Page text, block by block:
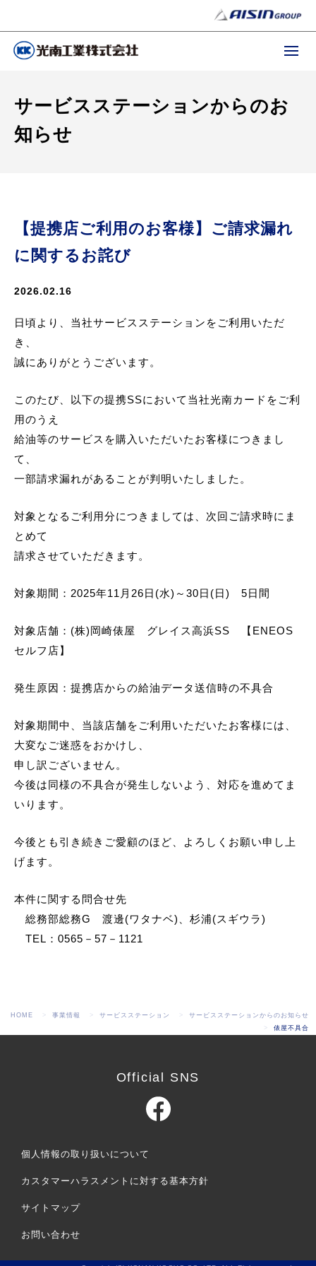
サービスステーションからのお
知らせ
【提携店ご利用のお客様】ご請求漏れ
に関するお詫び
2026.02.16
日頃より、当社サービスステーションをご利用いただ
き、
誠にありがとうございます。
このたび、以下の提携SSにおいて当社光南カードをご利
用のうえ
給油等のサービスを購入いただいたお客様につきまし
て、
一部請求漏れがあることが判明いたしました。
対象となるご利用分につきましては、次回ご請求時にま
とめて
請求させていただきます。
対象期間：2025年11月26日(水)～30日(日) 5日間
対象店舗：(株)岡崎俵屋 グレイス高浜SS 【ENEOS
セルフ店】
発生原因：提携店からの給油データ送信時の不具合
対象期間中、当該店舗をご利用いただいたお客様には、
大変なご迷惑をおかけし、
申し訳ございません。
今後は同様の不具合が発生しないよう、対応を進めてま
いります。
今後とも引き続きご愛顧のほど、よろしくお願い申し上
げます。
本件に関する問合せ先
総務部総務G 渡邊(ワタナベ)、杉浦(スギウラ)
TEL：0565－57－1121
HOME 事業情報 サービスステーション
サービスステーションからのお知らせ
俵屋不具合
Official SNS
個人情報の取り扱いについて
カスタマーハラスメントに対する基本方針
サイトマップ
お問い合わせ